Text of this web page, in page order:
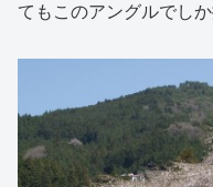
てもこのアングルでし